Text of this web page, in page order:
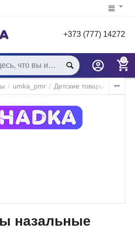
+373 (777) 14272
0
/ umka_pmr / Детские товары
назальные